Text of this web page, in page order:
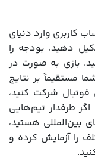
کاربری وارد دنیای
دهید، بودجه را
بازی به صورت در
مستقیماً بر نتایج
فوتبال شرکت کنید،
طرفدار تیم‌هایی
بین‌المللی هستید،
را آزمایش کرده و